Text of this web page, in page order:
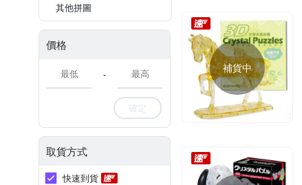
其他拼圖
價格
-
確定
取貨方式
快速到貨
補貨中